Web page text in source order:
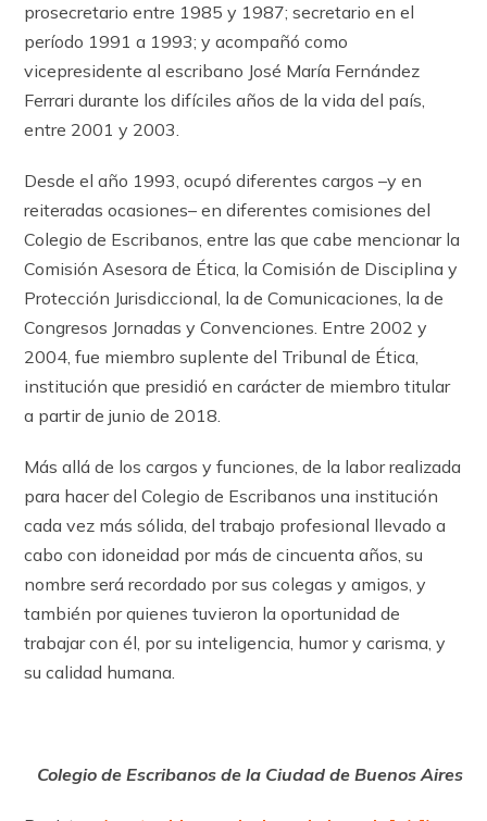
prosecretario entre 1985 y 1987; secretario en el
período 1991 a 1993; y acompañó como
vicepresidente al escribano José María Fernández
Ferrari durante los difíciles años de la vida del país,
entre 2001 y 2003.
Desde el año 1993, ocupó diferentes cargos –y en
reiteradas ocasiones– en diferentes comisiones del
Colegio de Escribanos, entre las que cabe mencionar la
Comisión Asesora de Ética, la Comisión de Disciplina y
Protección Jurisdiccional, la de Comunicaciones, la de
Congresos Jornadas y Convenciones. Entre 2002 y
2004, fue miembro suplente del Tribunal de Ética,
institución que presidió en carácter de miembro titular
a partir de junio de 2018.
Más allá de los cargos y funciones, de la labor realizada
para hacer del Colegio de Escribanos una institución
cada vez más sólida, del trabajo profesional llevado a
cabo con idoneidad por más de cincuenta años, su
nombre será recordado por sus colegas y amigos, y
también por quienes tuvieron la oportunidad de
trabajar con él, por su inteligencia, humor y carisma, y
su calidad humana.
Colegio de Escribanos de la Ciudad de Buenos Aires